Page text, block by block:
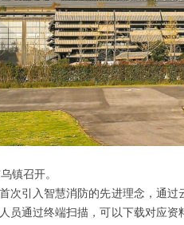
镇召开。
次引入智慧消防的先进理念，通
员通过终端扫描，可以下载对应